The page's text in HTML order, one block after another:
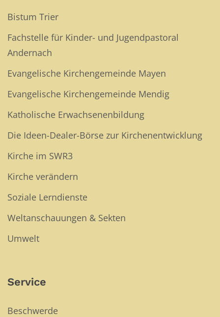
Bistum Trier
Fachstelle für Kinder- und Jugendpastoral
Andernach
Evangelische Kirchengemeinde Mayen
Evangelische Kirchengemeinde Mendig
Katholische Erwachsenenbildung
Die Ideen-Dealer-Börse zur Kirchenentwicklung
Kirche im SWR3
Kirche verändern
Soziale Lerndienste
Weltanschauungen & Sekten
Umwelt
Service
Beschwerde